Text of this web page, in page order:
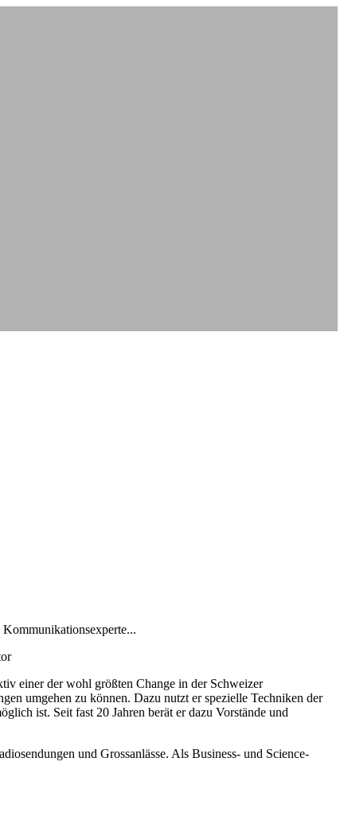
Kommunikationsexperte...
einer der wohl größten Change in der Schweizer
umgehen zu können. Dazu nutzt er spezielle Techniken der
ist. Seit fast 20 Jahren berät er dazu Vorstände und
und Grossanlässe. Als Business- und Science-